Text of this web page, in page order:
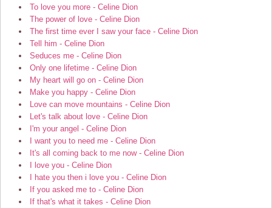
To love you more - Celine Dion
The power of love - Celine Dion
The first time ever I saw your face - Celine Dion
Tell him - Celine Dion
Seduces me - Celine Dion
Only one lifetime - Celine Dion
My heart will go on - Celine Dion
Make you happy - Celine Dion
Love can move mountains - Celine Dion
Let's talk about love - Celine Dion
I'm your angel - Celine Dion
I want you to need me - Celine Dion
It's all coming back to me now - Celine Dion
I love you - Celine Dion
I hate you then i love you - Celine Dion
If you asked me to - Celine Dion
If that's what it takes - Celine Dion